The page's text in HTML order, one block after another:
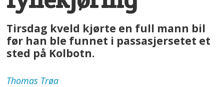
Tirsdag kveld kjørte en full mann bil
før han ble funnet i passasjersetet et
sted på Kolbotn.
Thomas Trøa